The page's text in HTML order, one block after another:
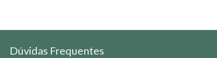
Dúvidas Frequentes